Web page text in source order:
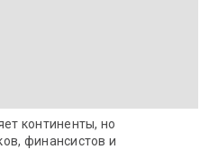
континенты, но
финансистов и